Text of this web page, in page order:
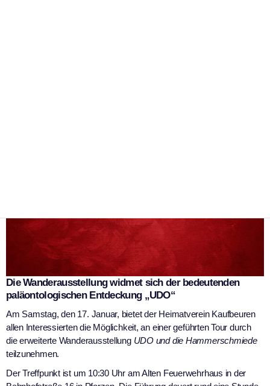
Die Wanderausstellung widmet sich der bedeutenden
paläontologischen Entdeckung „UDO“
Am Samstag, den 17. Januar, bietet der Heimatverein Kaufbeuren
allen Interessierten die Möglichkeit, an einer geführten Tour durch
die erweiterte Wanderausstellung UDO und die Hammerschmiede
teilzunehmen.
Der Treffpunkt ist um 10:30 Uhr am Alten Feuerwehrhaus in der